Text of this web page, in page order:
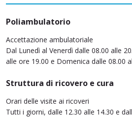
Poliambulatorio
Accettazione ambulatoriale
Dal Lunedì al Venerdì dalle 08.00 alle
alle ore 19.00 e Domenica dalle 08.00
Struttura di ricovero e cura
Orari delle visite ai ricoveri
Tutti i giorni, dalle 12.30 alle 14.30 e